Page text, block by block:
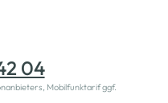
04
Mobilfunktarif ggf.